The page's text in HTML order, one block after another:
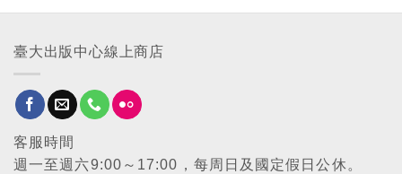
臺大出版中心線上商店
客服時間
週一至週六9:00～17:00，每周日及國定假日公休。